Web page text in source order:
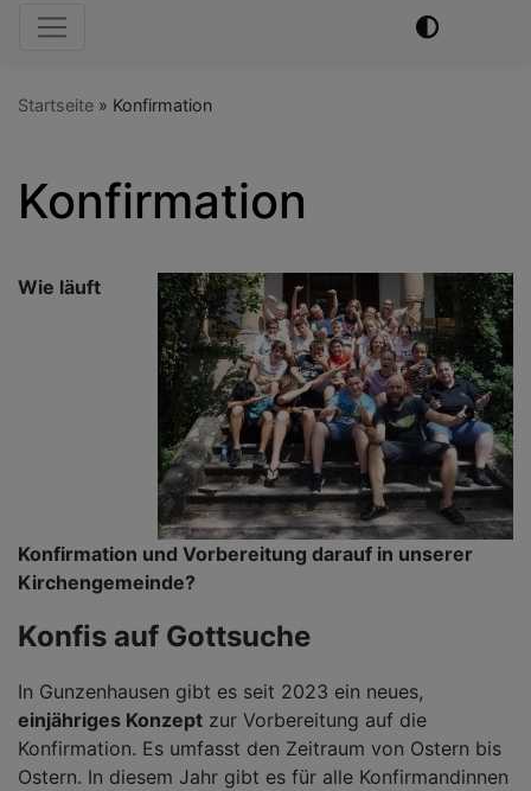
Hauptnavigation
Startseite Konfirmation
Konfirmation
Wie läuft
Konfirmation und Vorbereitung darauf in unserer
Kirchengemeinde?
Konfis auf Gottsuche
In Gunzenhausen gibt es seit 2023 ein neues,
einjähriges Konzept zur Vorbereitung auf die
Konfirmation. Es umfasst den Zeitraum von Ostern bis
Ostern. In diesem Jahr gibt es für alle Konfirmandinnen